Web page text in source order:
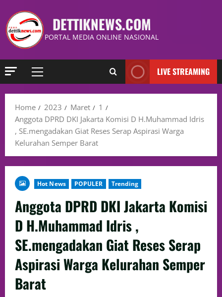
DETTIKNEWS.COM
PORTAL MEDIA ONLINE NASIONAL
LIVE STREAMING
Home 2023 Maret
1
Anggota DPRD DKI Jakarta Komisi D H.Muhammad Idris
, SE.mengadakan Giat Reses Serap Aspirasi Warga
Kelurahan Semper Barat
Hot News POPULER Trending
Anggota DPRD DKI Jakarta Komisi
D H.Muhammad Idris ,
SE.mengadakan Giat Reses Serap
Aspirasi Warga Kelurahan Semper
Barat